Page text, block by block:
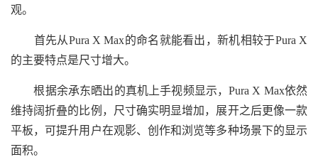
观。
首先从Pura X Max的命名就能看出，新机相较于Pura X
的主要特点是尺寸增大。
根据余承东晒出的真机上手视频显示，Pura X Max依然
维持阔折叠的比例，尺寸确实明显增加，展开之后更像一款
平板，可提升用户在观影、创作和浏览等多种场景下的显示
面积。